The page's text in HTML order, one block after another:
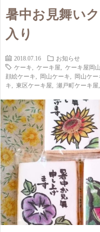
暑中お見舞い
入り
2018.07.16
お知らせ
ケーキ
ケーキ屋 ケーキ屋岡山
顔絵ケーキ
岡山ケーキ 岡山ケー
キ
東区ケーキ屋 瀬戸町ケーキ屋